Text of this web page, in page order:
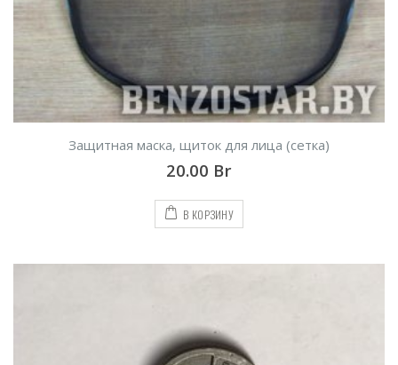
Защитная маска, щиток для лица (сетка)
20.00 Br
В КОРЗИНУ